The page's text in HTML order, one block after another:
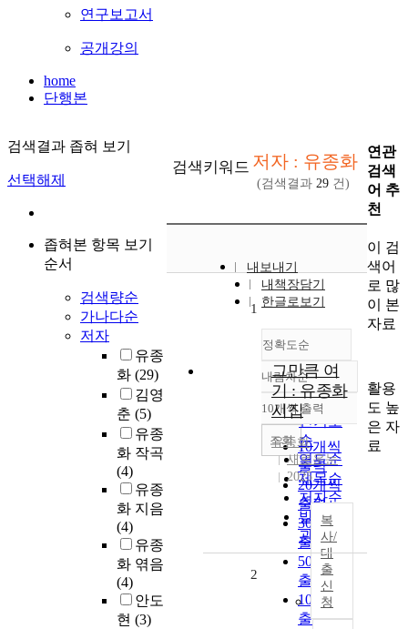
연구보고서
공개강의
home
단행본
검색결과 좁혀 보기
선택해제
좁혀본 항목 보기
순서
검색량순
가나다순
저자
유종
화 (29)
김영
춘 (5)
유종
화 작곡
(4)
유종
화 지음
(4)
유종
화 엮음
(4)
안도
현 (3)
검색키워드 저자 : 유종화
(검색결과 29 건)
내보내기
내책장담기
한글로보기
정확도순
정확도
순
인기도
순
연도순
제목순
저자순
발행기
관순
내림차순
내림차순
10개씩 출력
10개씩
출력
20개씩
출력
30개씩
출력
50개씩
출력
100개씩
출력
조회
1
그만큼 여
기 : 유종화
시집
유종화
새로운눈
2025
복
사/
대
출
신
청
2
연관
검색
어 추
천
이 검
색어
로 많
이 본
자료
활용
도 높
은 자
료